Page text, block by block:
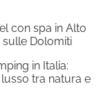
con spa in Alto
sulle Dolomiti
in Italia:
tra natura e